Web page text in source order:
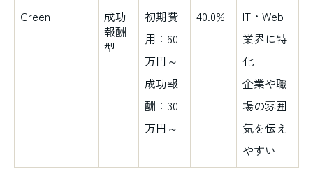
Green
成功
報酬
型
初期費
用：60
万円～
成功報
酬：30
万円～
40.0%
IT・Web
業界に特
化
企業や職
場の雰囲
気を伝え
やすい